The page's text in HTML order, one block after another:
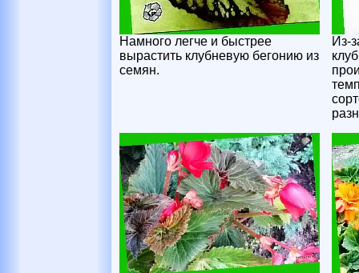
Намного легче и быстрее
вырастить клубневую бегонию из
семян.
Из-